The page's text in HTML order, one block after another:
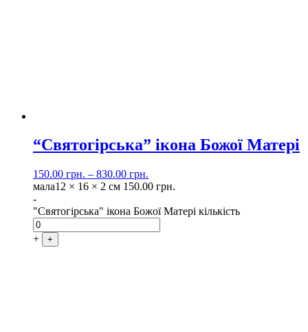
“Святогірська” ікона Божої Матері
150.00 грн. – 830.00 грн.
мала12 × 16 × 2 см 150.00 грн.
-
"Святогірська" ікона Божої Матері кількість
+ +